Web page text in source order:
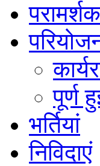
पूर्ण
भर्तियां
निविदाएं